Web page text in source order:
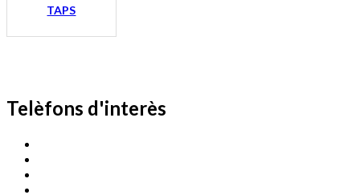
TAPS
Telèfons d'interès